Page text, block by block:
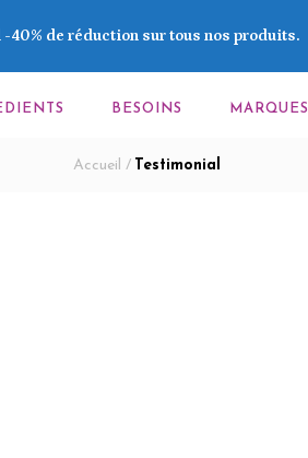
BESOINS MARQUES
Accueil / Testimonial
-40% de réduction sur tous nos produits.